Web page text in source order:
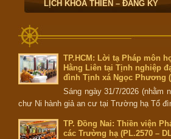
LỊCH KHÓA THIỀN – ĐĂNG KÝ
TP.HCM: Lời tạ Pháp môn
Hằng Liên tại Tịnh nghiệp
đình Tịnh xá Ngọc Phương
Sáng ngày 31/7/2026 (nhằm
chư Ni hành giả an cư tại Trường hạ Tổ
TP. Đồng Nai: Thiền viện
các Trường hạ (PL.2570 –